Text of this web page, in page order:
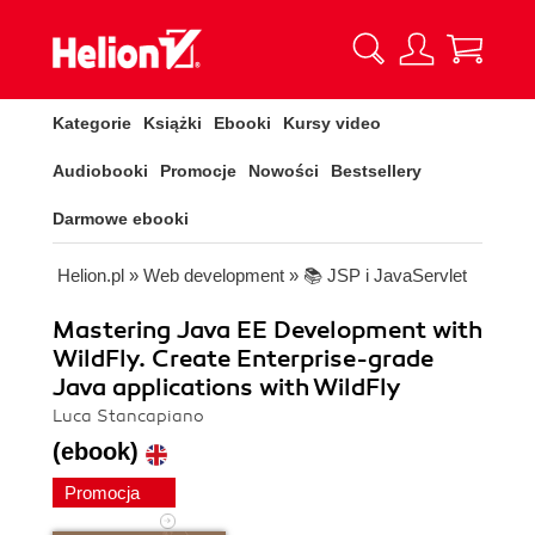
Kategorie Książki Ebooki Kursy video
Audiobooki Promocje Nowości Bestsellery
Darmowe ebooki
Helion.pl » Web development » 📚 JSP i JavaServlet
Mastering Java EE Development with
WildFly. Create Enterprise-grade
Java applications with WildFly
Luca Stancapiano
(ebook)
Promocja